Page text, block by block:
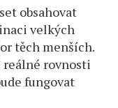
obsahovat
velkých
těch menších.
rovnosti
fungovat